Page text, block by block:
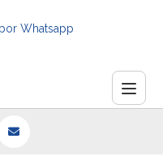
Whatsapp